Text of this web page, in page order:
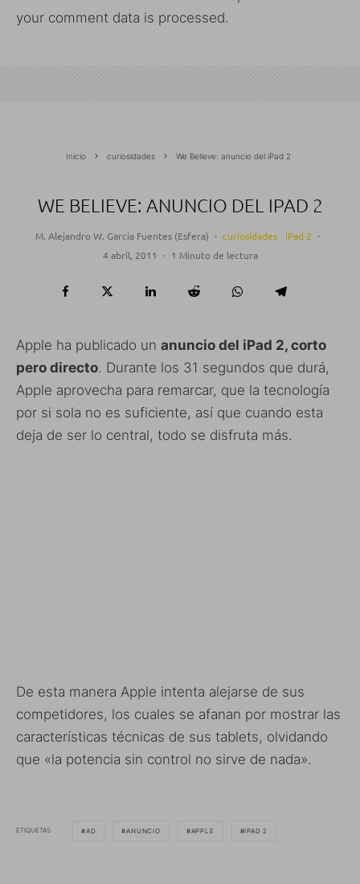
your comment data is processed.
Inicio curiosidades We Believe: anuncio del iPad 2
WE BELIEVE: ANUNCIO DEL IPAD 2
M. Alejandro W. García Fuentes (Esfera) · curiosidades iPad 2 ·
4 abril, 2011
· 1 Minuto de lectura
Apple ha publicado un anuncio del iPad 2, corto
pero directo. Durante los 31 segundos que durá,
Apple aprovecha para remarcar, que la tecnología
por si sola no es suficiente, así que cuando esta
deja de ser lo central, todo se disfruta más.
De esta manera Apple intenta alejarse de sus
competidores, los cuales se afanan por mostrar las
características técnicas de sus tablets, olvidando
que «la potencia sin control no sirve de nada».
ETIQUETAS AD ANUNCIO APPLE IPAD 2